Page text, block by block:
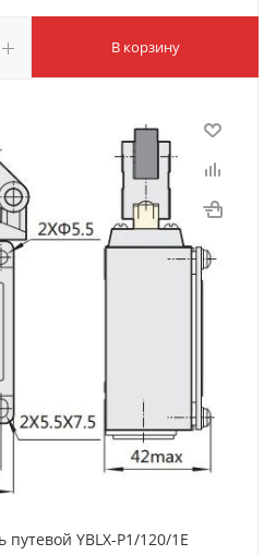
В корзину
YBLX-P1/120/1E